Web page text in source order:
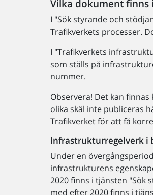
Vilka dokument finns
I "Sök styrande och
Trafikverkets processer.
I "Trafikverkets
som ställs på
nummer.
Observera! Det kan
olika skäl inte publiceras
Trafikverket för att få
Infrastrukturregelverk i
Under en
infrastrukturens
2020 finns i tjänsten "Sök
med efter 2020 finns i